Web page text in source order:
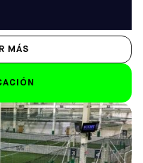
MÁS
HORARIO DE
APERTURA